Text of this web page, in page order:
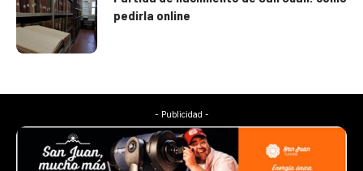
pedirla online
- Publicidad -